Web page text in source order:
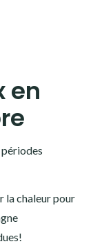
en
la chaleur pour